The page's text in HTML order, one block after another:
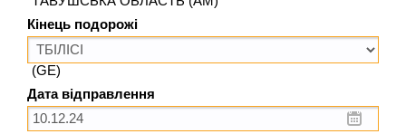
Кінець подорожі
(GE)
Дата відправлення